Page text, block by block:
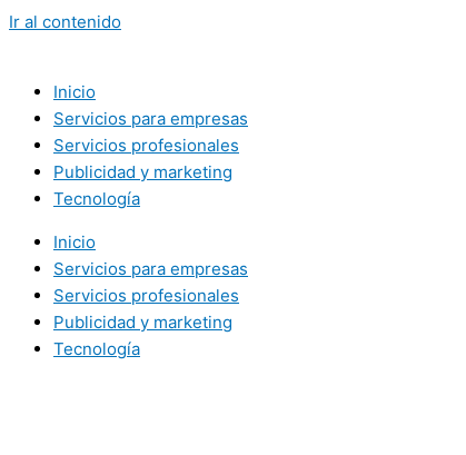
Ir al contenido
Inicio
Servicios para empresas
Servicios profesionales
Publicidad y marketing
Tecnología
Inicio
Servicios para empresas
Servicios profesionales
Publicidad y marketing
Tecnología